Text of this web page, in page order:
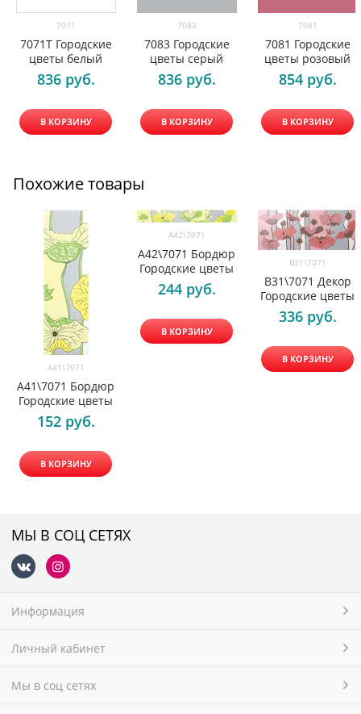
7071
7071T Городские
цветы белый
836 руб.
В КОРЗИНУ
7083
7083 Городские
цветы серый
836 руб.
В КОРЗИНУ
7081
7081 Городские
цветы розовый
854 руб.
В КОРЗИНУ
Похожие товары
A41\7071
A41\7071 Бордюр
Городские цветы
152 руб.
В КОРЗИНУ
A42\7071
A42\7071 Бордюр
Городские цветы
244 руб.
В КОРЗИНУ
B31\7071
B31\7071 Декор
Городские цветы
336 руб.
В КОРЗИНУ
МЫ В СОЦ СЕТЯХ
Информация
Личный кабинет
Мы в соц сетях